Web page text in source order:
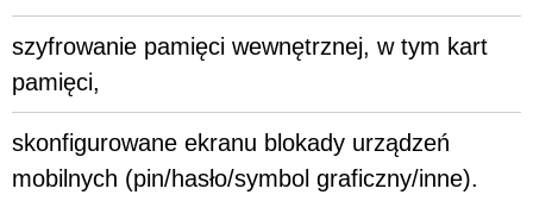
szyfrowanie pamięci wewnętrznej, w tym kart
pamięci,
skonfigurowane ekranu blokady urządzeń
mobilnych (pin/hasło/symbol graficzny/inne).